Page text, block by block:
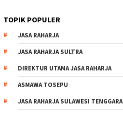
TOPIK POPULER
JASA RAHARJA
JASA RAHARJA SULTRA
DIREKTUR UTAMA JASA RAHARJA
ASMAWA TOSEPU
JASA RAHARJA SULAWESI TENGGARA